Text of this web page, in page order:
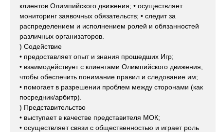
клиентов Олимпийского движения; • осуществляет
мониторинг заявочных обязательств; • следит за
распределением и исполнением ролей и обязанностей
различных организаторов.
) Содействие
• предоставляет опыт и знания прошедших Игр;
• взаимодействует с клиентами Олимпийского движения,
чтобы обеспечить понимание правил и следование им;
• помогает в разрешении проблем между сторонами (как
посредник/арбитр).
) Представительство
• выступает в качестве представителя МОК;
• осуществляет связи с общественностью и играет роль